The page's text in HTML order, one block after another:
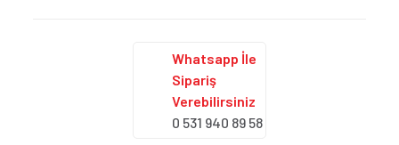
Whatsapp İle
Sipariş
Verebilirsiniz
0 531 940 89 58